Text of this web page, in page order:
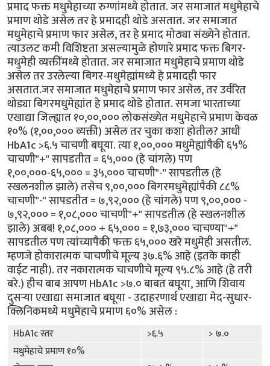
प्रमाद फक्त मधुमेहाच्या रुग्णांमध्ये होतात. जर समाजात मधुमेहाचे
प्रमाण थोडे असेल तर हे प्रमादही थोडे असतात. जर समाजात
मधुमेहाचे प्रमाण फार असेल, तर हे प्रमाद मोठ्या संख्येने होतात.
त्याउलट कमी विशिष्टता असल्यामुळे होणारे प्रमाद फक्त बिगर-
मधुमेही व्यक्तींमध्ये होतात. जर समाजात मधुमेहाचे प्रमाण थोडे
असेल तर उरलेल्या बिगर-मधुमेह्यांमध्ये हे प्रमादही फार
असतात.जर समाजात मधुमेहाचे प्रमाण फार असेल, तर उर्वरित
थोड्या बिगरमधुमेह्यांत हे प्रमाद थोडे होतात. समजा भारताच्या
एखाद्या जिल्ह्यात १०,००,००० लोकसंख्येत मधुमेहाचे प्रमाण केवळ
१०% (१,००,००० व्यक्ती) असेल तर चुका कशा होतील? आधी
HbA1c >६.५ चाचणी बघूया. त्या १,००,००० मधुमेह्यांपैकी ६५%
चाचणी"+" सापडतीत = ६५,००० (हे चांगले) पण
१,००,०००-६५,००० = ३५,००० चाचणी"-" सापडतील (हे
स्खलनशील झाले) तसेच ९,००,००० बिगरमधुमेह्यांपैकी ८८%
चाचणी"-" सापडतीत = ७,९२,००० (हे चांगले) पण ९,००,००० -
७,९२,००० = १,०८,००० चाचणी"+" सापडतील (हे स्खलनशील
झाले) अबब! १,०८,००० + ६५,००० = १,७३,००० चाचण्या"+"
सापडतील पण त्यांच्यापैकी फक्त ६५,००० खरे मधुमेही असतील.
म्हणजे होकारात्मक चाचणीचे मूल्य ३७.६% आहे (इतके काही
वाईट नाही). तर नकारात्मक चाचणीचे मूल्य ९५.८% आहे (हे तरी
बरे.) हीच बाब आपण HbA1c >७.० बाबत बघूया, आणि शिवाय
दुसर्‍या एखाद्या समाजात बघूया - उदाहरणार्थ एखाद्या मेद-सुधार-
क्लिनिकमध्ये मधुमेहाचे प्रमाण ६०% असेल :
HbA1c स्तर >६.५
> ७.०
मधुमेहाचे प्रमाण १०%